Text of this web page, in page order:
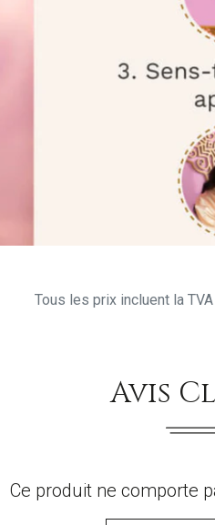
Tous les prix incluent la
Avis
Ce produit ne comporte